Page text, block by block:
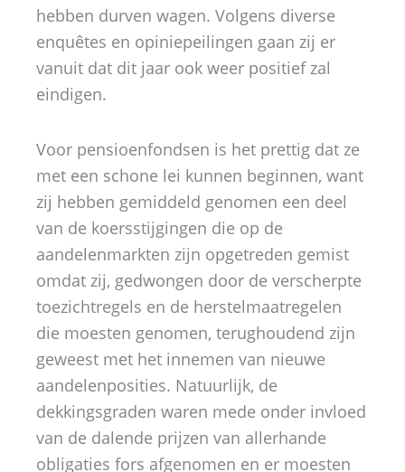
hebben durven wagen. Volgens diverse
enquêtes en opiniepeilingen gaan zij er
vanuit dat dit jaar ook weer positief zal
eindigen.
Voor pensioenfondsen is het prettig dat ze
met een schone lei kunnen beginnen, want
zij hebben gemiddeld genomen een deel
van de koersstijgingen die op de
aandelenmarkten zijn opgetreden gemist
omdat zij, gedwongen door de verscherpte
toezichtregels en de herstelmaatregelen
die moesten genomen, terughoudend zijn
geweest met het innemen van nieuwe
aandelenposities. Natuurlijk, de
dekkingsgraden waren mede onder invloed
van de dalende prijzen van allerhande
obligaties fors afgenomen en er moesten